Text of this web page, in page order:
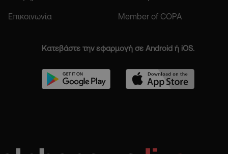
Επικοινωνία Member of COPA
Κατεβάστε την εφαρμογή σε Android ή iOS.